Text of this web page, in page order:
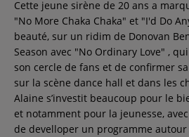
Cette jeune sirène de 20 ans a
"No More Chaka Chaka" et "I'd Do
beauté, sur un ridim de Donovan
Season avec "No Ordinary Love" ,
son cercle de fans et de confirmer
sur la scène dance hall et dans les
Alaine s’investit beaucoup pour le
et notamment pour la jeunesse,
de develloper un programme